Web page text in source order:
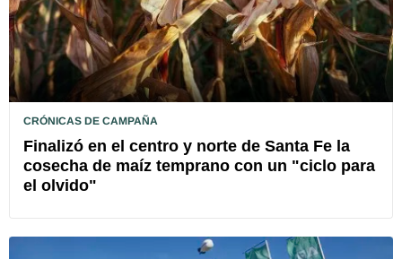
CRÓNICAS DE CAMPAÑA
Finalizó en el centro y norte de Santa Fe la
cosecha de maíz temprano con un "ciclo para
el olvido"